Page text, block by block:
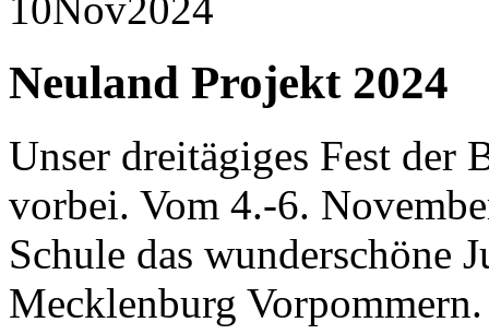
Neuland Projekt 2024
Unser dreitägiges Fest der
vorbei. Vom 4.-6.
Schule das wunderschöne
Mecklenburg Vorpommern.